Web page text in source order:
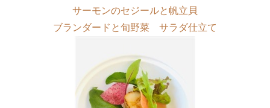
サーモンのセジールと帆立貝
ブランダードと旬野菜 サラダ仕立て